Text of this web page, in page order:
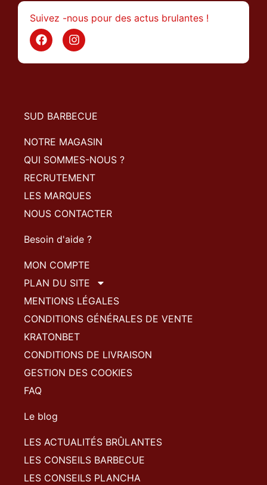
Suivez -nous pour des actus brulantes !
SUD BARBECUE
NOTRE MAGASIN
QUI SOMMES-NOUS ?
RECRUTEMENT
LES MARQUES
NOUS CONTACTER
Besoin d'aide ?
MON COMPTE
PLAN DU SITE
MENTIONS LÉGALES
CONDITIONS GÉNÉRALES DE VENTE
KRATONBET
CONDITIONS DE LIVRAISON
GESTION DES COOKIES
FAQ
Le blog
LES ACTUALITÉS BRÛLANTES
LES CONSEILS BARBECUE
LES CONSEILS PLANCHA